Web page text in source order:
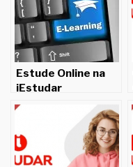
Estude Online na
iEstudar